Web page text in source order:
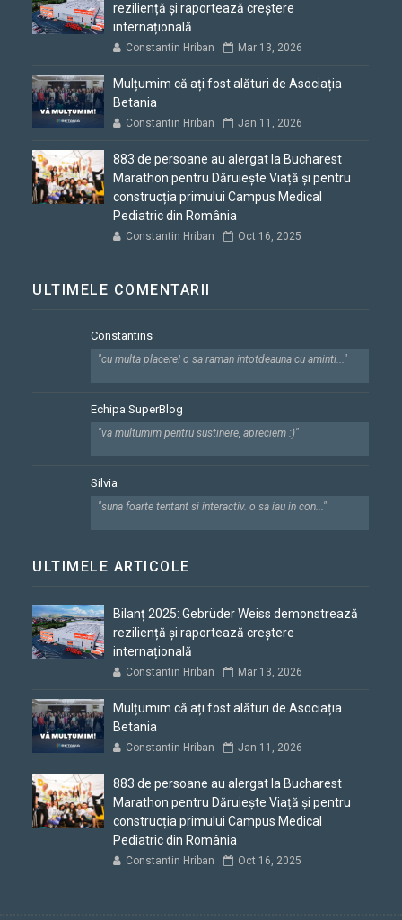
reziliență și raportează creștere
internațională
Constantin Hriban Mar 13, 2026
Mulțumim că ați fost alături de Asociația
Betania
Constantin Hriban Jan 11, 2026
883 de persoane au alergat la Bucharest
Marathon pentru Dăruiește Viață și pentru
construcția primului Campus Medical
Pediatric din România
Constantin Hriban Oct 16, 2025
ULTIMELE COMENTARII
Constantins
"cu multa placere! o sa raman intotdeauna cu aminti..."
Echipa SuperBlog
"va multumim pentru sustinere, apreciem :)"
Silvia
"suna foarte tentant si interactiv. o sa iau in con..."
ULTIMELE ARTICOLE
Bilanț 2025: Gebrüder Weiss demonstrează
reziliență și raportează creștere
internațională
Constantin Hriban Mar 13, 2026
Mulțumim că ați fost alături de Asociația
Betania
Constantin Hriban Jan 11, 2026
883 de persoane au alergat la Bucharest
Marathon pentru Dăruiește Viață și pentru
construcția primului Campus Medical
Pediatric din România
Constantin Hriban Oct 16, 2025